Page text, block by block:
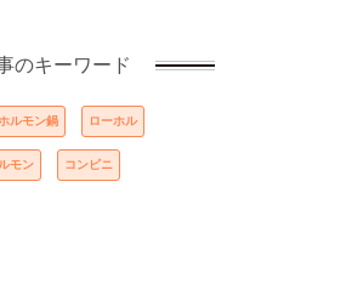
のキーワード
ホルモン鍋 ローホル
モン コンビニ